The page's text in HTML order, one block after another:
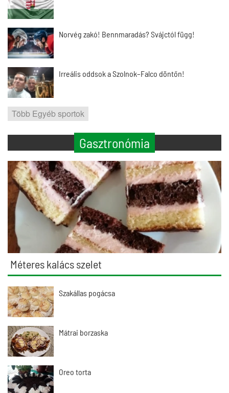
Norvég zakó! Bennmaradás? Svájctól függ!
Irreális oddsok a Szolnok–Falco döntőn!
Több Egyéb sportok
Gasztronómia
Méteres kalács szelet
Szakállas pogácsa
Mátrai borzaska
Oreo torta